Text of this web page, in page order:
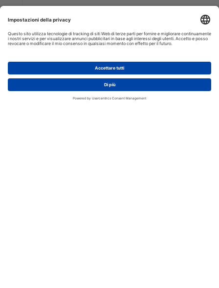
AGGIUNGI AL CARRELLO